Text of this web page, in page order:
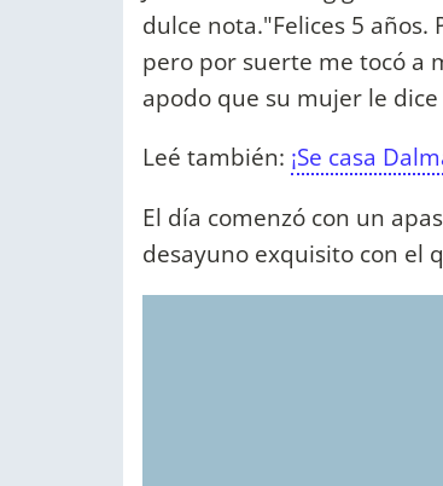
dulce nota."Felices 5
pero por suerte me tocó a
apodo que su mujer le
Leé también: ¡Se casa
El día comenzó con un
desayuno exquisito con el